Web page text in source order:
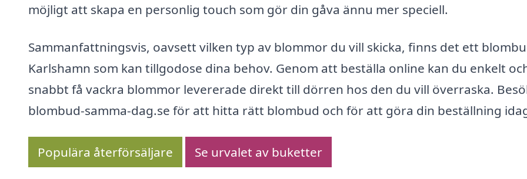
möjligt att skapa en personlig touch som gör din gåva ännu mer speciell.
Sammanfattningsvis, oavsett vilken typ av blommor du vill skicka, finns det ett
Karlshamn som kan tillgodose dina behov. Genom att beställa online kan du enkelt
snabbt få vackra blommor levererade direkt till dörren hos den du vill överraska.
blombud-samma-dag.se för att hitta rätt blombud och för att göra din beställning
Populära återförsäljare Se urvalet av buketter